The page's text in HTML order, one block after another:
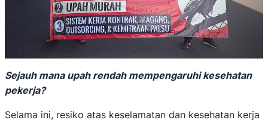
Sejauh mana upah rendah mempengaruhi kesehatan
pekerja?
Selama ini, resiko atas keselamatan dan kesehatan kerja